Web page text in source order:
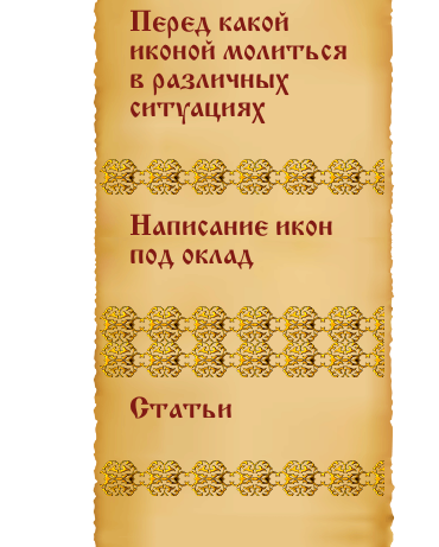
Перед какой
иконой молиться
в различных
ситуациях
Написание икон
под оклад
Статьи